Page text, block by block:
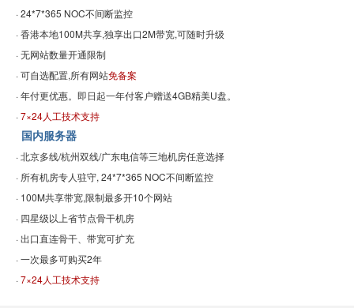
· 24*7*365 NOC不间断监控
· 香港本地100M共享,独享出口2M带宽,可随时升级
· 无网站数量开通限制
· 可自选配置,所有网站免备案
· 年付更优惠。即日起一年付客户赠送4GB精美U盘。
·7×24人工技术支持
国内服务器
· 北京多线/杭州双线/广东电信等三地机房任意选择
· 所有机房专人驻守, 24*7*365 NOC不间断监控
· 100M共享带宽,限制最多开10个网站
· 四星级以上省节点骨干机房
· 出口直连骨干、带宽可扩充
· 一次最多可购买2年
·7×24人工技术支持